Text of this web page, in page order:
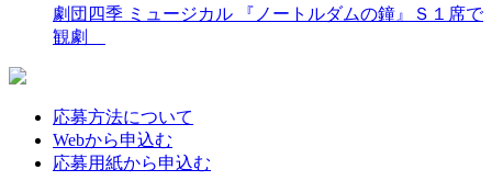
劇団四季 ミュージカル 『ノートルダムの鐘』Ｓ１席で
観劇
応募方法について
Webから申込む
応募用紙から申込む